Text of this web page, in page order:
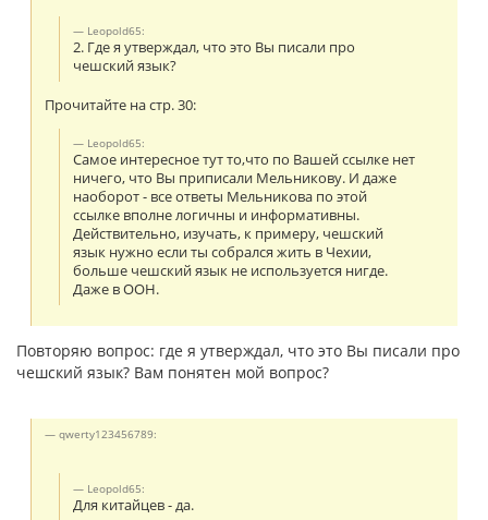
Leopold65:
2. Где я утверждал, что это Вы писали про
чешский язык?
Прочитайте на стр. 30:
Leopold65:
Самое интересное тут то,что по Вашей ссылке нет
ничего, что Вы приписали Мельникову. И даже
наоборот - все ответы Мельникова по этой
ссылке вполне логичны и информативны.
Действительно, изучать, к примеру, чешский
язык нужно если ты собрался жить в Чехии,
больше чешский язык не используется нигде.
Даже в ООН.
Повторяю вопрос: где я утверждал, что это Вы писали про
чешский язык? Вам понятен мой вопрос?
qwerty123456789:
Leopold65:
Для китайцев - да.